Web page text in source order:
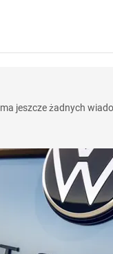
jeszcze żadnych